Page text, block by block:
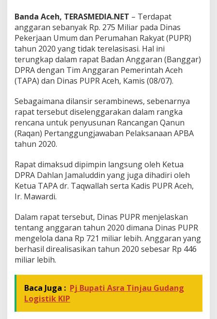
n
D
i
n
a
s
P
U
P
A
c
e
h
2
0
T
i
d
T
e
r
e
a
s
a
s
i
Banda Aceh, TERASMEDIA.NET – Terdapat
anggaran sebanyak Rp. 275 Miliar pada Dinas
Pekerjaan Umum dan Perumahan Rakyat (PUPR)
tahun 2020 yang tidak terelasisasi. Hal ini
terungkap dalam rapat Badan Anggaran (Banggar)
DPRA dengan Tim Anggaran Pemerintah Aceh
(TAPA) dan Dinas PUPR Aceh, Kamis (08/07).
Sebagaimana dilansir serambinews, sebenarnya
rapat tersebut diselenggarakan dalam rangka
rencana untuk penyusunan Rancangan Qanun
(Raqan) Pertanggungjawaban Pelaksanaan APBA
tahun 2020.
Rapat dimaksud dipimpin langsung oleh Ketua
DPRA Dahlan Jamaluddin yang juga dihadiri oleh
Ketua TAPA dr. Taqwallah serta Kadis PUPR Aceh,
Ir. Mawardi.
Dalam rapat tersebut, Dinas PUPR menjelaskan
tentang anggaran tahun 2020 dimana Dinas PUPR
mengelola dana Rp 721 miliar lebih. Anggaran yang
berhasil direalisasikan tahun 2020 sebesar Rp 446
miliar lebih.
Baca Juga : Pj Bupati Asra Tinjau Gudang
Logistik KIP